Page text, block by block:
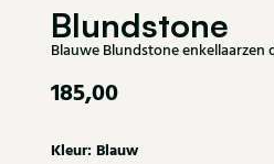
Blundstone
Blauwe Blundstone enkellaarzen
185,00
Kleur: Blauw